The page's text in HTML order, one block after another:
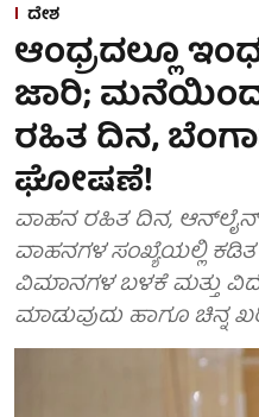
ದೇಶ
ಆಂಧ್ರದಲ್ಲೂ
ಜಾರಿ;
ರಹಿತ ದಿನ,
ಘೋಷಣೆ!
ವಾಹನ ರಹಿತ ದಿನ, ಆನ್‌ಲೈನ್
ವಾಹನಗಳ ಸಂಖ್ಯೆಯಲ್ಲಿ
ವಿಮಾನಗಳ ಬಳಕೆ ಮತ್ತು
ಮಾಡುವುದು ಹಾಗೂ ಚಿನ್ನ